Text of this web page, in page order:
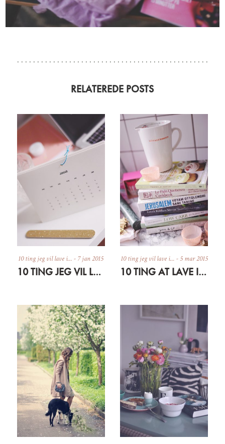
RELATEREDE POSTS
10 ting jeg vil lave i... - 7 jan 2015
10 TING JEG VIL LAVE I JANUAR
10 ting jeg vil lave i... -5 mar 2015
10 TING AT LAVE I MARTS